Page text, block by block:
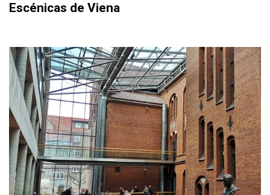
Escénicas de Viena